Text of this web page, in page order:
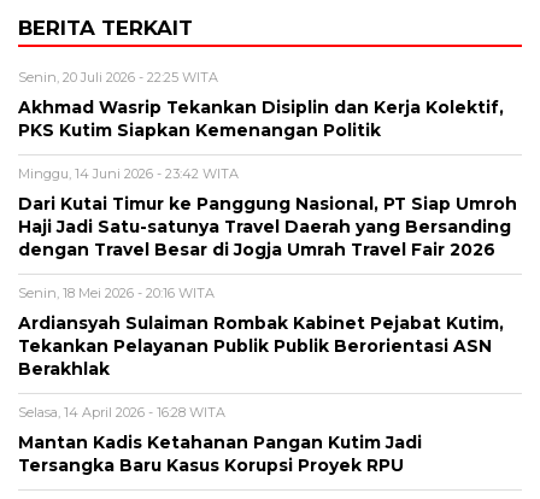
BERITA TERKAIT
Senin, 20 Juli 2026 - 22:25 WITA
Akhmad Wasrip Tekankan Disiplin dan Kerja Kolektif,
PKS Kutim Siapkan Kemenangan Politik
Minggu, 14 Juni 2026 - 23:42 WITA
Dari Kutai Timur ke Panggung Nasional, PT Siap Umroh
Haji Jadi Satu-satunya Travel Daerah yang Bersanding
dengan Travel Besar di Jogja Umrah Travel Fair 2026
Senin, 18 Mei 2026 - 20:16 WITA
Ardiansyah Sulaiman Rombak Kabinet Pejabat Kutim,
Tekankan Pelayanan Publik Publik Berorientasi ASN
Berakhlak
Selasa, 14 April 2026 - 16:28 WITA
Mantan Kadis Ketahanan Pangan Kutim Jadi
Tersangka Baru Kasus Korupsi Proyek RPU